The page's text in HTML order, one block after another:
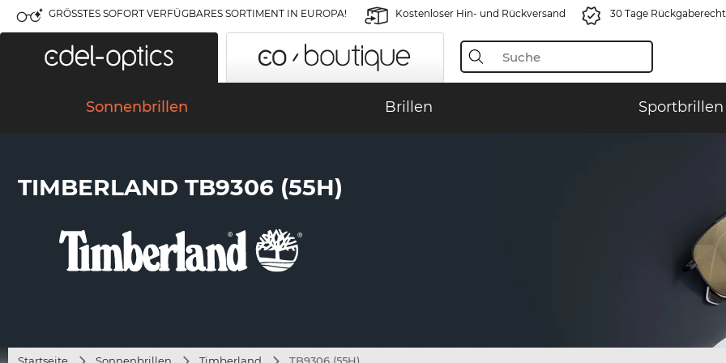
GRÖSSTES SOFORT VERFÜGBARES SORTIMENT IN EUROPA! Kostenloser Hin- und Rückversand 30 Tage Rückgaberecht
Sonnenbrillen Brillen Sportbrillen
TIMBERLAND TB9306 (55H)